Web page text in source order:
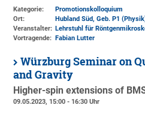
Kategorie:
Promotionskolloquium
Ort:
Hubland Süd, Geb. P1
Veranstalter: Lehrstuhl für
Vortragende:
Fabian Lutter
Würzburg Seminar on
and Gravity
Higher-spin extensions of
09.05.2023, 15:00 - 16:30 Uhr